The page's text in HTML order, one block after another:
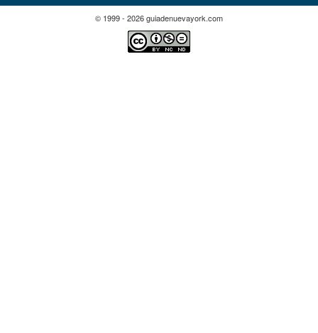
© 1999 - 2026 guiadenuevayork.com